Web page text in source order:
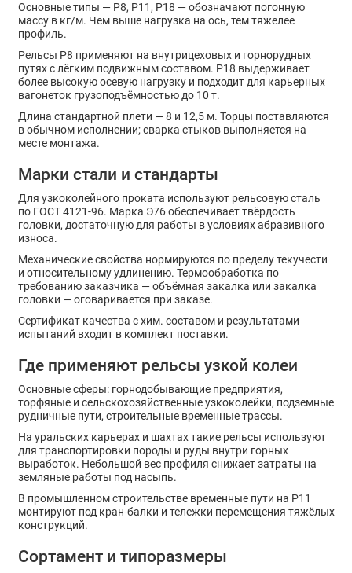
Основные типы — Р8, Р11, Р18 — обозначают погонную
массу в кг/м. Чем выше нагрузка на ось, тем тяжелее
профиль.
Рельсы Р8 применяют на внутрицеховых и горнорудных
путях с лёгким подвижным составом. Р18 выдерживает
более высокую осевую нагрузку и подходит для карьерных
вагонеток грузоподъёмностью до 10 т.
Длина стандартной плети — 8 и 12,5 м. Торцы поставляются
в обычном исполнении; сварка стыков выполняется на
месте монтажа.
Марки стали и стандарты
Для узкоколейного проката используют рельсовую сталь
по ГОСТ 4121-96. Марка Э76 обеспечивает твёрдость
головки, достаточную для работы в условиях абразивного
износа.
Механические свойства нормируются по пределу текучести
и относительному удлинению. Термообработка по
требованию заказчика — объёмная закалка или закалка
головки — оговаривается при заказе.
Сертификат качества с хим. составом и результатами
испытаний входит в комплект поставки.
Где применяют рельсы узкой колеи
Основные сферы: горнодобывающие предприятия,
торфяные и сельскохозяйственные узкоколейки, подземные
рудничные пути, строительные временные трассы.
На уральских карьерах и шахтах такие рельсы используют
для транспортировки породы и руды внутри горных
выработок. Небольшой вес профиля снижает затраты на
земляные работы под насыпь.
В промышленном строительстве временные пути на Р11
монтируют под кран-балки и тележки перемещения тяжёлых
конструкций.
Сортамент и типоразмеры